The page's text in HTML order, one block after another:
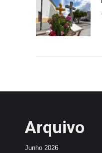
Arquivo
Junho 2026